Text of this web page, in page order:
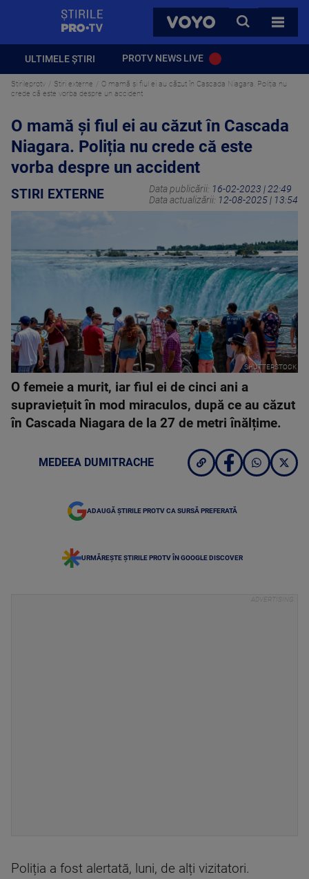
VOYO
CAUTA
TOATE
ULTIMELE ȘTIRI PROTV NEWS LIVE
Stirileprotv Stiri externe
O mamă și fiul ei au căzut în Cascada Niagara. Poliția nu
crede că este vorba despre un accident
O mamă și fiul ei au căzut în Cascada
Niagara. Poliția nu crede că este
vorba despre un accident
STIRI EXTERNE Data publicării: 16-02-2023 | 22:49
Data actualizării: 12-08-2025 | 13:54
SHUTTERSTOCK
O femeie a murit, iar fiul ei de cinci ani a
supraviețuit în mod miraculos, după ce au căzut
în Cascada Niagara de la 27 de metri înălțime.
MEDEEA DUMITRACHE
ADAUGĂ ȘTIRILE PROTV CA SURSĂ PREFERATĂ
URMĂREȘTE ȘTIRILE PROTV ÎN GOOGLE DISCOVER
Poliția a fost alertată, luni, de alți vizitatori.